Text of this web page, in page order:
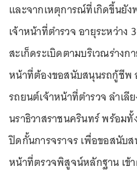
และจากเหตุการณ์ที่เกิดขึ้นยัง
เจ้าหน้าที่ตำรวจ อายุระหว่า
สะเก็ดระเบิดตามบริเวณร่าง
หน้าที่ต้องขอสนับสนุนรถกู้ชีพ
รถยนต์เจ้าหน้าที่ตำรวจ ลำเลี
นราธิวาสราชนครินทร์ พร้อม
ปิดกั้นการจราจร เพื่อขอสนับ
หน้าที่ตรวจพิสูจน์หลักฐาน เข้